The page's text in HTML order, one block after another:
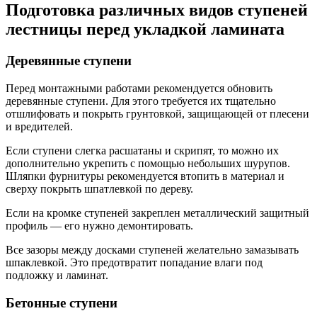
Подготовка различных видов ступеней
лестницы перед укладкой ламината
Деревянные ступени
Перед монтажными работами рекомендуется обновить
деревянные ступени. Для этого требуется их тщательно
отшлифовать и покрыть грунтовкой, защищающей от плесени
и вредителей.
Если ступени слегка расшатаны и скрипят, то можно их
дополнительно укрепить с помощью небольших шурупов.
Шляпки фурнитуры рекомендуется втопить в материал и
сверху покрыть шпатлевкой по дереву.
Если на кромке ступеней закреплен металлический защитный
профиль — его нужно демонтировать.
Все зазоры между досками ступеней желательно замазывать
шпаклевкой. Это предотвратит попадание влаги под
подложку и ламинат.
Бетонные ступени